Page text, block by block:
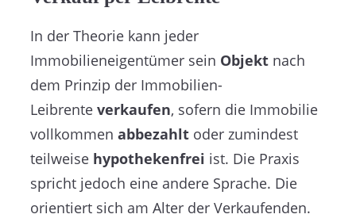
In der Theorie kann jeder
Immobilieneigentümer sein Objekt nach
dem Prinzip der Immobilien-
Leibrente verkaufen, sofern die Immobilie
vollkommen abbezahlt oder zumindest
teilweise hypothekenfrei ist. Die Praxis
spricht jedoch eine andere Sprache. Die
orientiert sich am Alter der Verkaufenden.